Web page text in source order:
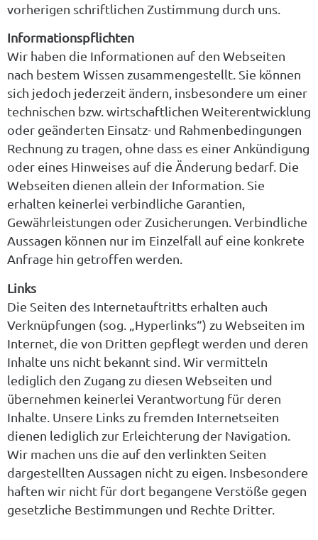
vorherigen schriftlichen Zustimmung durch uns.
Informationspflichten
Wir haben die Informationen auf den Webseiten
nach bestem Wissen zusammengestellt. Sie können
sich jedoch jederzeit ändern, insbesondere um einer
technischen bzw. wirtschaftlichen Weiterentwicklung
oder geänderten Einsatz- und Rahmenbedingungen
Rechnung zu tragen, ohne dass es einer Ankündigung
oder eines Hinweises auf die Änderung bedarf. Die
Webseiten dienen allein der Information. Sie
erhalten keinerlei verbindliche Garantien,
Gewährleistungen oder Zusicherungen. Verbindliche
Aussagen können nur im Einzelfall auf eine konkrete
Anfrage hin getroffen werden.
Links
Die Seiten des Internetauftritts erhalten auch
Verknüpfungen (sog. „Hyperlinks“) zu Webseiten im
Internet, die von Dritten gepflegt werden und deren
Inhalte uns nicht bekannt sind. Wir vermitteln
lediglich den Zugang zu diesen Webseiten und
übernehmen keinerlei Verantwortung für deren
Inhalte. Unsere Links zu fremden Internetseiten
dienen lediglich zur Erleichterung der Navigation.
Wir machen uns die auf den verlinkten Seiten
dargestellten Aussagen nicht zu eigen. Insbesondere
haften wir nicht für dort begangene Verstöße gegen
gesetzliche Bestimmungen und Rechte Dritter.